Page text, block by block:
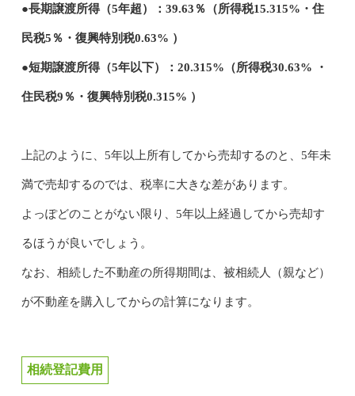
●長期譲渡所得（5年超）：39.63％（所得税15.315%・住
民税5％・復興特別税0.63% ）
●短期譲渡所得（5年以下）：20.315%（所得税30.63% ・
住民税9％・復興特別税0.315% ）
上記のように、5年以上所有してから売却するのと、5年未
満で売却するのでは、税率に大きな差があります。
よっぽどのことがない限り、5年以上経過してから売却す
るほうが良いでしょう。
なお、相続した不動産の所得期間は、被相続人（親など）
が不動産を購入してからの計算になります。
相続登記費用